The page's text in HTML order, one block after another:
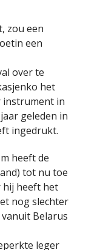
zou een
een
over te
het
instrument in
geleden in
ingedrukt.
heeft de
tot nu toe
hij heeft het
nog slechter
Belarus
leger